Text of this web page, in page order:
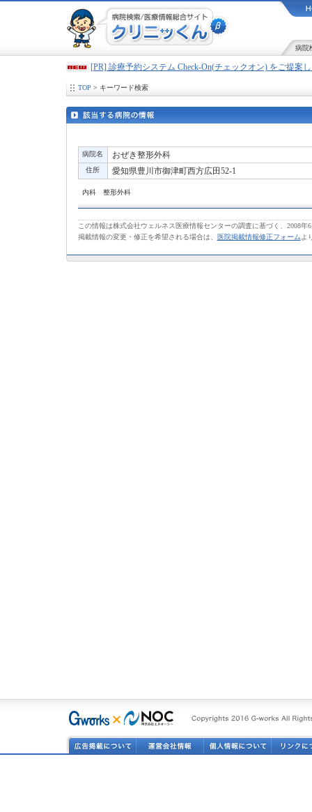
病院
[PR] 診療予約システム Check-On(チェックオン) をご提案
TOP > キーワード検索
病院名 おぜき整形外科
住所 愛知県豊川市御津町西方広田52-1
内科 整形外科
この情報は株式会社ウェルネス医療情報センターの調査に基づく、2008年
掲載情報の変更・修正を希望される場合は、
医院掲載情報修正フォーム よ